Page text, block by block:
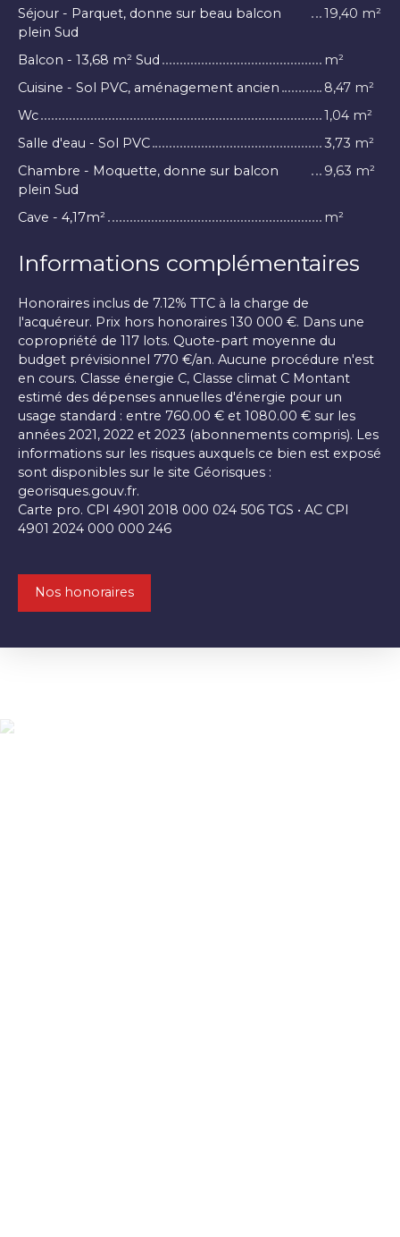
Séjour - Parquet, donne sur beau balcon
plein Sud
19,40 m²
Balcon - 13,68 m² Sud
m²
Cuisine - Sol PVC, aménagement ancien
8,47 m²
Wc
1,04 m²
Salle d'eau - Sol PVC
3,73 m²
Chambre - Moquette, donne sur balcon
plein Sud
9,63 m²
Cave - 4,17m² m²
Informations complémentaires
Honoraires inclus de 7.12% TTC à la charge de
l'acquéreur. Prix hors honoraires 130 000 €. Dans une
copropriété de 117 lots. Quote-part moyenne du
budget prévisionnel 770 €/an. Aucune procédure n'est
en cours. Classe énergie C, Classe climat C Montant
estimé des dépenses annuelles d'énergie pour un
usage standard : entre 760.00 € et 1080.00 € sur les
années 2021, 2022 et 2023 (abonnements compris). Les
informations sur les risques auxquels ce bien est exposé
sont disponibles sur le site Géorisques :
georisques.gouv.fr.
Carte pro. CPI 4901 2018 000 024 506 TGS • AC CPI
4901 2024 000 000 246
Nos honoraires